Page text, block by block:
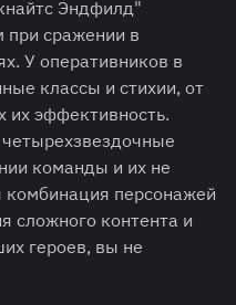
Эндфилд"
сражении в
У оперативников в
классы и стихии, от
их эффективность.
команды и их не
комбинация персонажей
сложного контента и
героев, вы не